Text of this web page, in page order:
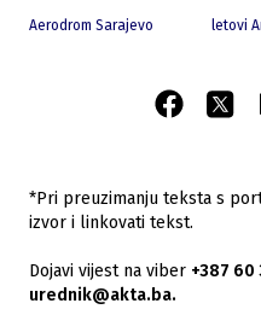
Aerodrom Sarajevo letovi
*Pri preuzimanju teksta s
izvor i linkovati tekst.
Dojavi vijest na viber +387 60
urednik@akta.ba.